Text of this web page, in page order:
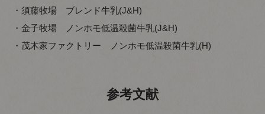
・須藤牧場 ブレンド牛乳(J&H)
・金子牧場 ノンホモ低温殺菌牛乳(J&H)
・茂木家ファクトリー ノンホモ低温殺菌牛乳(H)
参考文献